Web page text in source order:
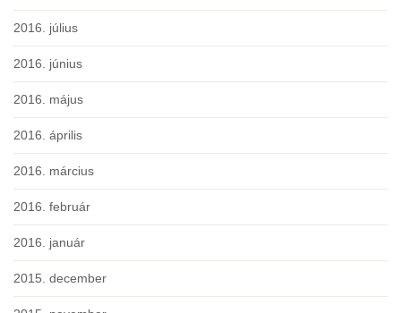
2016. július
2016. június
2016. május
2016. április
2016. március
2016. február
2016. január
2015. december